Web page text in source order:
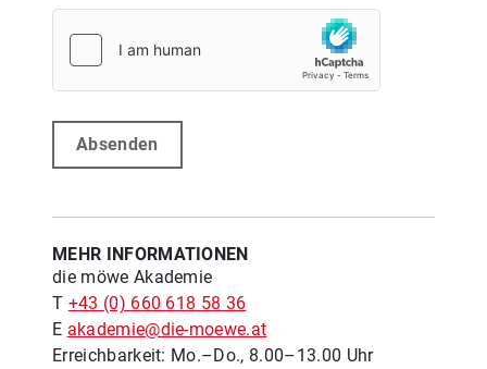
Absenden
MEHR INFORMATIONEN
die möwe Akademie
T +43 (0) 660 618 58 36
E akademie@die-moewe.at
Erreichbarkeit: Mo.–Do., 8.00–13.00 Uhr